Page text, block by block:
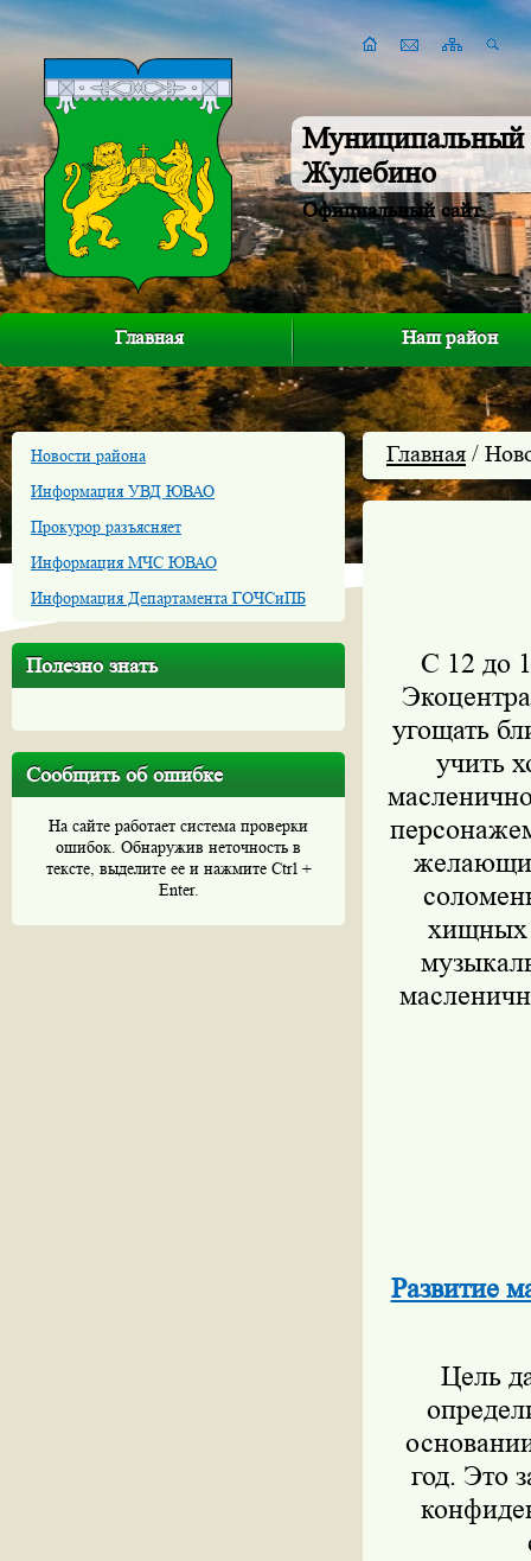
Муниципальный
Жулебино
Официальный сайт
Главная Наш район
Новости района
Информация УВД ЮВАО
Прокурор разъясняет
Информация МЧС ЮВАО
Информация Департамента ГОЧСиПБ
Полезно знать
Сообщить об ошибке
На сайте работает система проверки
ошибок. Обнаружив неточность в
тексте, выделите ее и нажмите Ctrl +
Enter.
Главная /
С 12 до
угощать
учить
хищных
Развитие
Цель
год. Это